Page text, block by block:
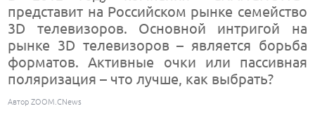
представит на Российском рынке семейство
3D телевизоров. Основной интригой на
рынке 3D телевизоров – является борьба
форматов. Активные очки или пассивная
поляризация – что лучше, как выбрать?
Автор ZOOM.CNews